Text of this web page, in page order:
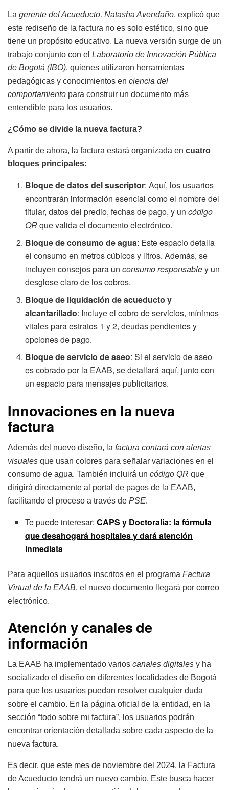
La gerente del Acueducto, Natasha Avendaño, explicó que
este rediseño de la factura no es solo estético, sino que
tiene un propósito educativo. La nueva versión surge de un
trabajo conjunto con el Laboratorio de Innovación Pública
de Bogotá (IBO), quienes utilizaron herramientas
pedagógicas y conocimientos en ciencia del
comportamiento para construir un documento más
entendible para los usuarios.
¿Cómo se divide la nueva factura?
A partir de ahora, la factura estará organizada en cuatro
bloques principales:
Bloque de datos del suscriptor: Aquí, los usuarios
encontrarán información esencial como el nombre del
titular, datos del predio, fechas de pago, y uncódigo
QRque valida el documento electrónico.
Bloque de consumo de agua: Este espacio detalla
el consumo en metros cúbicos y litros. Además, se
incluyen consejos para unconsumo responsabley un
desglose claro de los cobros.
Bloque de liquidación de acueducto y
alcantarillado: Incluye el cobro de servicios, mínimos
vitales para estratos 1 y 2, deudas pendientes y
opciones de pago.
Bloque de servicio de aseo: Si el servicio de aseo
es cobrado por la EAAB, se detallará aquí, junto con
un espacio para mensajes publicitarios.
Innovaciones en la nueva
factura
Además del nuevo diseño, la factura contará con alertas
visuales que usan colores para señalar variaciones en el
consumo de agua. También incluirá un código QR que
dirigirá directamente al portal de pagos de la EAAB,
facilitando el proceso a través de PSE.
Te puede interesar:CAPS y Doctoralia: la fórmula
que desahogará hospitales y dará atención
inmediata
Para aquellos usuarios inscritos en el programa Factura
Virtual de la EAAB, el nuevo documento llegará por correo
electrónico.
Atención y canales de
información
La EAAB ha implementado varios canales digitales y ha
socializado el diseño en diferentes localidades de Bogotá
para que los usuarios puedan resolver cualquier duda
sobre el cambio. En la página oficial de la entidad, en la
sección “todo sobre mi factura”, los usuarios podrán
encontrar orientación detallada sobre cada aspecto de la
nueva factura.
Es decir, que este mes de noviembre del 2024, la Factura
de Acueducto tendrá un nuevo cambio. Este busca hacer